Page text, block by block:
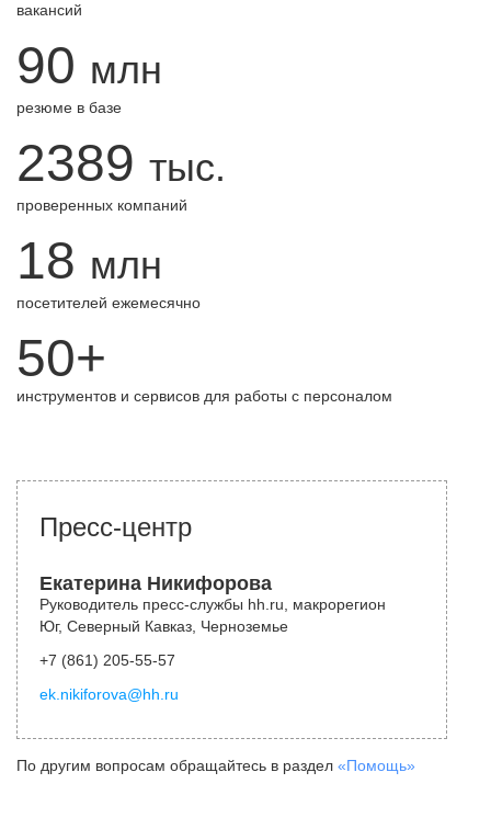
вакансий
90 млн
резюме в базе
2389 тыс.
проверенных компаний
18 млн
посетителей ежемесячно
50+
инструментов и сервисов для работы с персоналом
Пресс-центр
Екатерина Никифорова
Руководитель пресс-службы hh.ru, макрорегион
Юг, Северный Кавказ, Черноземье
+7 (861) 205-55-57
ek.nikiforova@hh.ru
По другим вопросам обращайтесь в раздел «Помощь»